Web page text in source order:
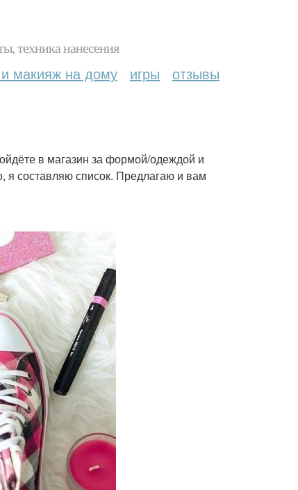
техника нанесения
и макияж на дому игры отзывы
в магазин за формой/одеждой и
я составляю список. Предлагаю и вам